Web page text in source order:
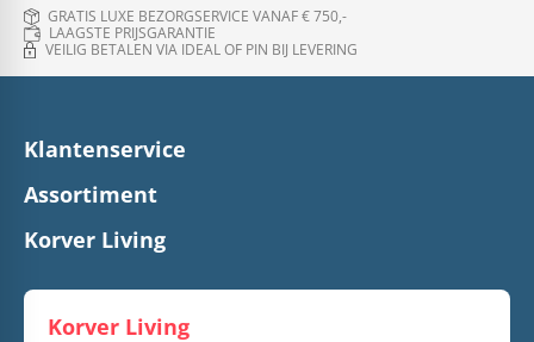
GRATIS LUXE BEZORGSERVICE VANAF € 750,-
LAAGSTE PRIJSGARANTIE
VEILIG BETALEN VIA IDEAL OF PIN BIJ LEVERING
Klantenservice
Assortiment
Korver Living
Korver Living